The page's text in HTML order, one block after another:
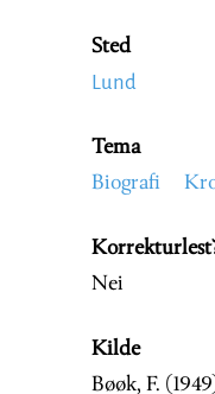
Sted
Lund
Tema
Biografi
Nei
Kilde
Bøøk, F.